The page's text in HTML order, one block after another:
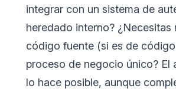
integrar con un sistema de
heredado interno? ¿Necesitas
código fuente (si es de
proceso de negocio único? El
lo hace posible, aunque